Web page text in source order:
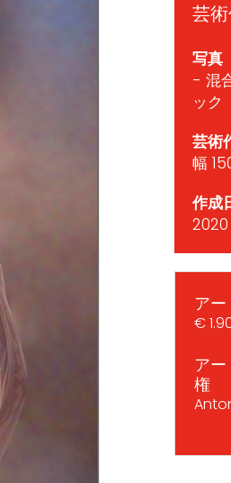
芸
写真
- 混
ック
芸術
幅
作成
2020
ア
€
ア
権